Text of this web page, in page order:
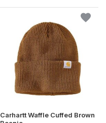
Carhartt Waffle Cuffed Brown